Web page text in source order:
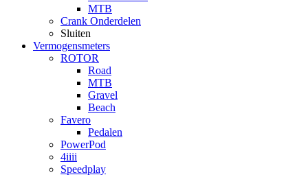
MTB
Crank Onderdelen
Sluiten
Vermogensmeters
ROTOR
Road
MTB
Gravel
Beach
Favero
Pedalen
PowerPod
4iiii
Speedplay